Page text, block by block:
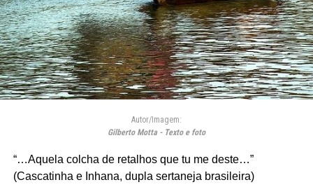
Autor/Imagem:
Gilberto Motta - Texto e foto
“…Aquela colcha de retalhos que tu me deste…”
(Cascatinha e Inhana, dupla sertaneja brasileira)